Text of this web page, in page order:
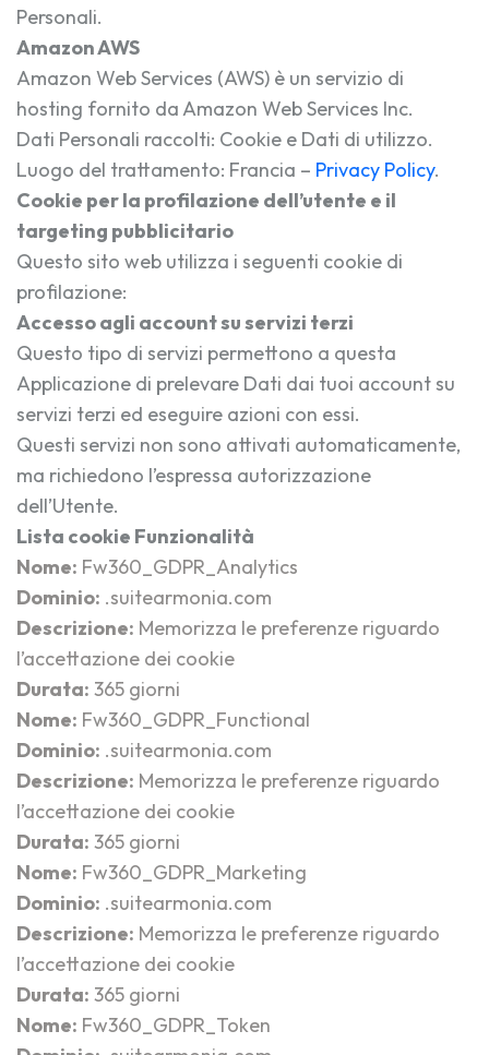
Personali.
Amazon AWS
Amazon Web Services (AWS) è un servizio di
hosting fornito da Amazon Web Services Inc.
Dati Personali raccolti: Cookie e Dati di utilizzo.
Luogo del trattamento: Francia – Privacy Policy.
Cookie per la profilazione dell’utente e il
targeting pubblicitario
Questo sito web utilizza i seguenti cookie di
profilazione:
Accesso agli account su servizi terzi
Questo tipo di servizi permettono a questa
Applicazione di prelevare Dati dai tuoi account su
servizi terzi ed eseguire azioni con essi.
Questi servizi non sono attivati automaticamente,
ma richiedono l’espressa autorizzazione
dell’Utente.
Lista cookie Funzionalità
Nome: Fw360_GDPR_Analytics
Dominio: .suitearmonia.com
Descrizione: Memorizza le preferenze riguardo
l’accettazione dei cookie
Durata: 365 giorni
Nome: Fw360_GDPR_Functional
Dominio: .suitearmonia.com
Descrizione: Memorizza le preferenze riguardo
l’accettazione dei cookie
Durata: 365 giorni
Nome: Fw360_GDPR_Marketing
Dominio: .suitearmonia.com
Descrizione: Memorizza le preferenze riguardo
l’accettazione dei cookie
Durata: 365 giorni
Nome: Fw360_GDPR_Token